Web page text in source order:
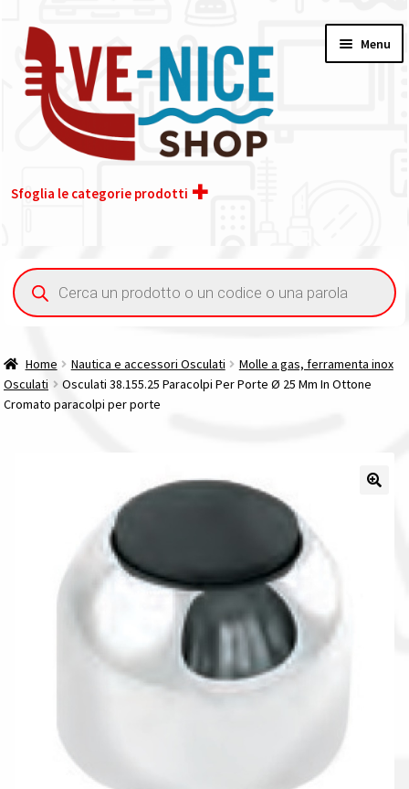
alla
navigazione
contenuto
Menu
Sfoglia le categorie prodotti
Acquisto iva 4% (agevolata)
Contatti
Condizioni generali
Acquisti in rete pubblica amministrazione
Assicurazione integrativa Garanzia3
Bonus fiscali 2025
Diritto di recesso
Garanzia del produttore
Ricerca
prodotti
Home Nautica e accessori Osculati
Molle a gas, ferramenta inox
Osculati
Osculati 38.155.25 Paracolpi Per Porte Ø 25 Mm In Ottone
Cromato paracolpi per porte